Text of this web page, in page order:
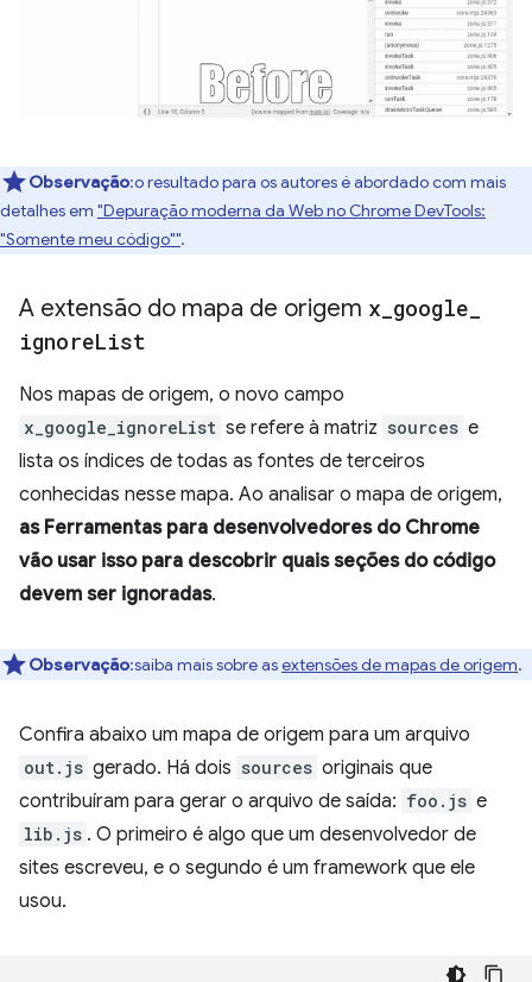
Observação:o resultado para os autores é abordado com mais
detalhes em "Depuração moderna da Web no Chrome DevTools:
"Somente meu código"".
A extensão do mapa de origem x google
ignoreList
Nos mapas de origem, o novo campo
x_google_ignoreList se refere à matriz sources e
lista os índices de todas as fontes de terceiros
conhecidas nesse mapa. Ao analisar o mapa de origem,
as Ferramentas para desenvolvedores do Chrome
vão usar isso para descobrir quais seções do código
devem ser ignoradas.
Observação:saiba mais sobre asextensões de mapas de origem.
Confira abaixo um mapa de origem para um arquivo
out.js gerado. Há dois sources originais que
contribuíram para gerar o arquivo de saída: foo.js e
lib.js . O primeiro é algo que um desenvolvedor de
sites escreveu, e o segundo é um framework que ele
usou.